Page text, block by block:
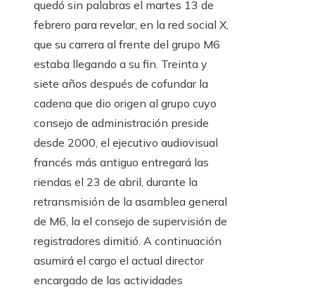
quedó sin palabras el martes 13 de
febrero para revelar, en la red social X,
que su carrera al frente del grupo M6
estaba llegando a su fin. Treinta y
siete años después de cofundar la
cadena que dio origen al grupo cuyo
consejo de administración preside
desde 2000, el ejecutivo audiovisual
francés más antiguo entregará las
riendas el 23 de abril, durante la
retransmisión de la asamblea general
de M6, la el consejo de supervisión de
registradores dimitió. A continuación
asumirá el cargo el actual director
encargado de las actividades